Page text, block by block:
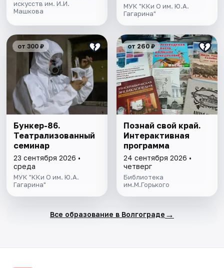
искусств им. И.И.
Машкова
МУК "ККи О им. Ю.А.
Гагарина"
от 300 ₽
Бункер-86.
Театрализованный
семинар
23 сентября 2026 •
среда
МУК "ККи О им. Ю.А.
Гагарина"
от 260 ₽
Познай свой край.
Интерактивная
программа
24 сентября 2026 •
четверг
Библиотека
им.М.Горького
Все образование в Волгограде →